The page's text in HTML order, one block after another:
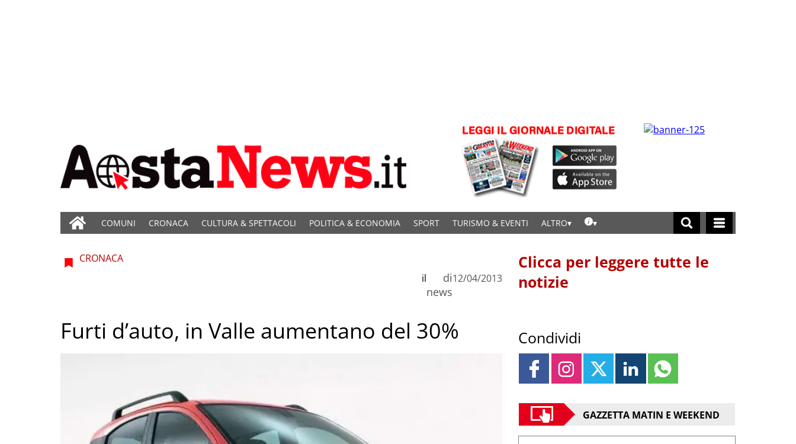
COMUNI CRONACA CULTURA & SPETTACOLI POLITICA & ECONOMIA SPORT TURISMO & EVENTI ALTRO
CRONACA
di
news
il 12/04/2013
Furti d’auto, in Valle aumentano del 30%
Clicca per leggere tutte le
notizie
Condividi
GAZZETTA MATIN E WEEKEND